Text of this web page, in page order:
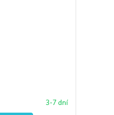
3-7 dní